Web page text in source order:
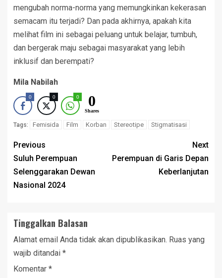
mengubah norma-norma yang memungkinkan kekerasan
semacam itu terjadi? Dan pada akhirnya, apakah kita
melihat film ini sebagai peluang untuk belajar, tumbuh,
dan bergerak maju sebagai masyarakat yang lebih
inklusif dan berempati?
Mila Nabilah
0 0 0 0
Shares
Tags: Femisida Film Korban Stereotipe Stigmatisasi
Previous
Suluh Perempuan
Selenggarakan Dewan
Nasional 2024
Next
Perempuan di Garis Depan
Keberlanjutan
Tinggalkan Balasan
Alamat email Anda tidak akan dipublikasikan. Ruas yang
wajib ditandai *
Komentar *